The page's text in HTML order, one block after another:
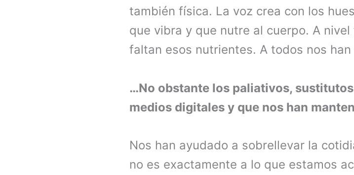
también física. La voz crea con los
que vibra y que nutre al cuerpo. A
faltan esos nutrientes. A todos nos
…No obstante los paliativos,
medios digitales y que nos han
Nos han ayudado a sobrellevar la
no es exactamente a lo que estamos